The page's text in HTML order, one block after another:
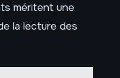
méritent une
la lecture des